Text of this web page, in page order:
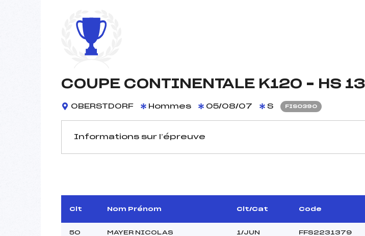
COUPE CONTINENTALE K120 – HS
OBERSTDORF Hommes 05/08/07 S FIS0390
Informations sur l’épreuve
Délégué Technique :
–
D.T Adjoint :
–
Clt Nom Prénom Clt/Cat Code
50 MAYER NICOLAS 1/JUN FFS2231379